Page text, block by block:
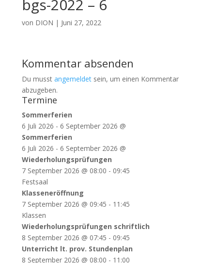
bgs-2022 – 6
von DION | Juni 27, 2022
Kommentar absenden
Du musst angemeldetsein, um einen Kommentar
abzugeben.
Termine
Sommerferien
6 Juli 2026 - 6 September 2026 @
Sommerferien
6 Juli 2026 - 6 September 2026 @
Wiederholungsprüfungen
7 September 2026 @ 08:00 - 09:45
Festsaal
Klasseneröffnung
7 September 2026 @ 09:45 - 11:45
Klassen
Wiederholungsprüfungen schriftlich
8 September 2026 @ 07:45 - 09:45
Unterricht lt. prov. Stundenplan
8 September 2026 @ 08:00 - 11:00